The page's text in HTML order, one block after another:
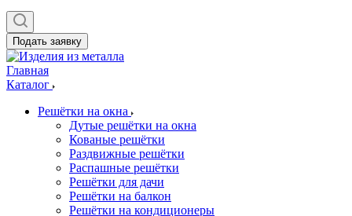
Подать заявку
Главная
Каталог
Решётки на окна
Дутые решётки на окна
Кованые решётки
Раздвижные решётки
Распашные решётки
Решётки для дачи
Решётки на балкон
Решётки на кондиционеры